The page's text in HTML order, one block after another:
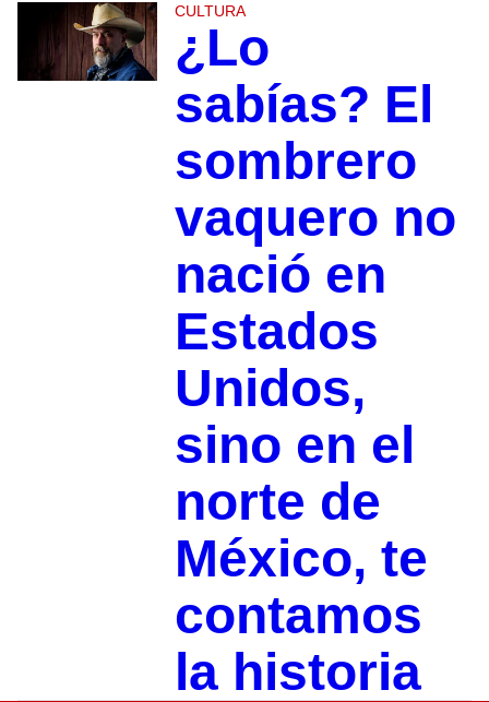
CULTURA
¿Lo
sabías? El
sombrero
vaquero no
nació en
Estados
Unidos,
sino en el
norte de
México, te
contamos
la historia